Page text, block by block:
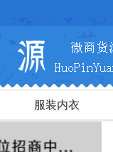
服装内衣